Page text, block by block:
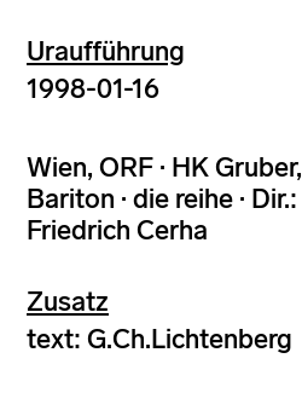
Uraufführung
1998-01-16
Wien, ORF · HK Gruber,
Bariton · die reihe · Dir.:
Friedrich Cerha
Zusatz
text: G.Ch.Lichtenberg